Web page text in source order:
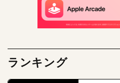
ランキング